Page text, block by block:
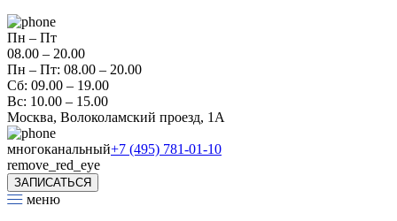
Пн – Пт
08.00 – 20.00
Пн – Пт: 08.00 – 20.00
Сб: 09.00 – 19.00
Вс: 10.00 – 15.00
Москва, Волоколамский проезд, 1А
многоканальный+7 (495) 781-01-10
remove_red_eye
ЗАПИСАТЬСЯ
меню